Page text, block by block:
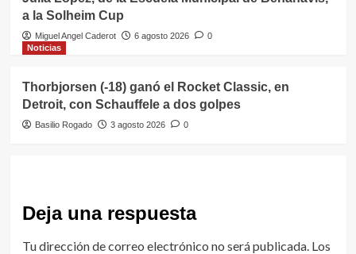
a la Solheim Cup
Miguel Angel Caderot 6 agosto 2026
0
Noticias
Thorbjorsen (-18) ganó el Rocket Classic, en
Detroit, con Schauffele a dos golpes
Basilio Rogado 3 agosto 2026 0
Deja una respuesta
Tu dirección de correo electrónico no será publicada. Los